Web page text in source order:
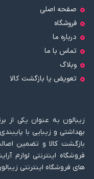
صفحه اصلی
فروشگاه
درباره ما
تماس با ما
وبلاگ
تعویض یا بازگشت کالا
زیبالون به عنوان یکی از
بازگشت کالا و تضمین
فروشگاه اینترنتی لوازم
های فروشگاه اینترنتی